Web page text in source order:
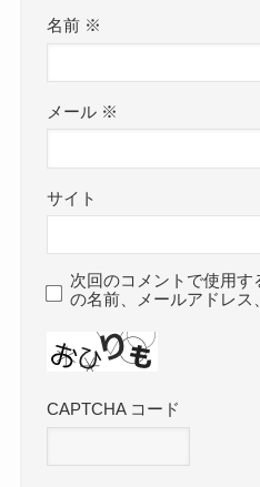
名前 ※
メール ※
サイト
次回のコメントで使用
の名前、メールアドレス
CAPTCHA コード